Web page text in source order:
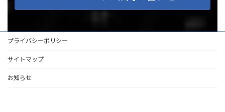
プライバシーポリシー
サイトマップ
お知らせ